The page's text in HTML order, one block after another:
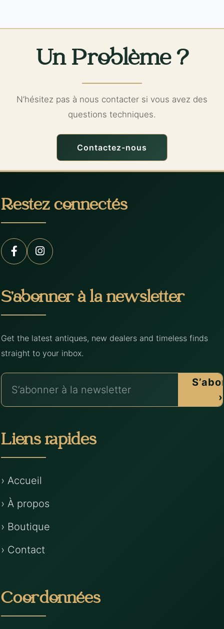
Un Problème ?
N’hésitez pas à nous contacter si vous avez des
questions techniques.
Contactez-nous
Restez connectés
S’abonner à la newsletter
Get the latest antiques, new dealers and timeless finds
straight to your inbox.
›
Liens rapides
› Accueil
› À propos
› Boutique
› Contact
Coordonnées